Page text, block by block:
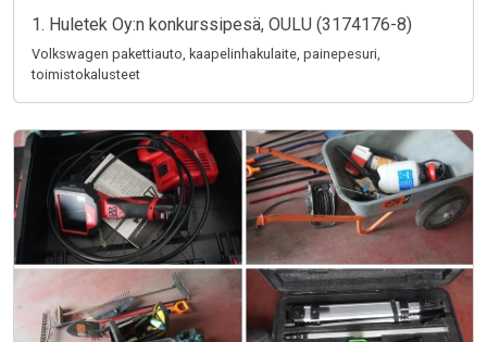
1. Huletek Oy:n konkurssipesä, OULU (3174176-8)
Volkswagen pakettiauto, kaapelinhakulaite, painepesuri,
toimistokalusteet